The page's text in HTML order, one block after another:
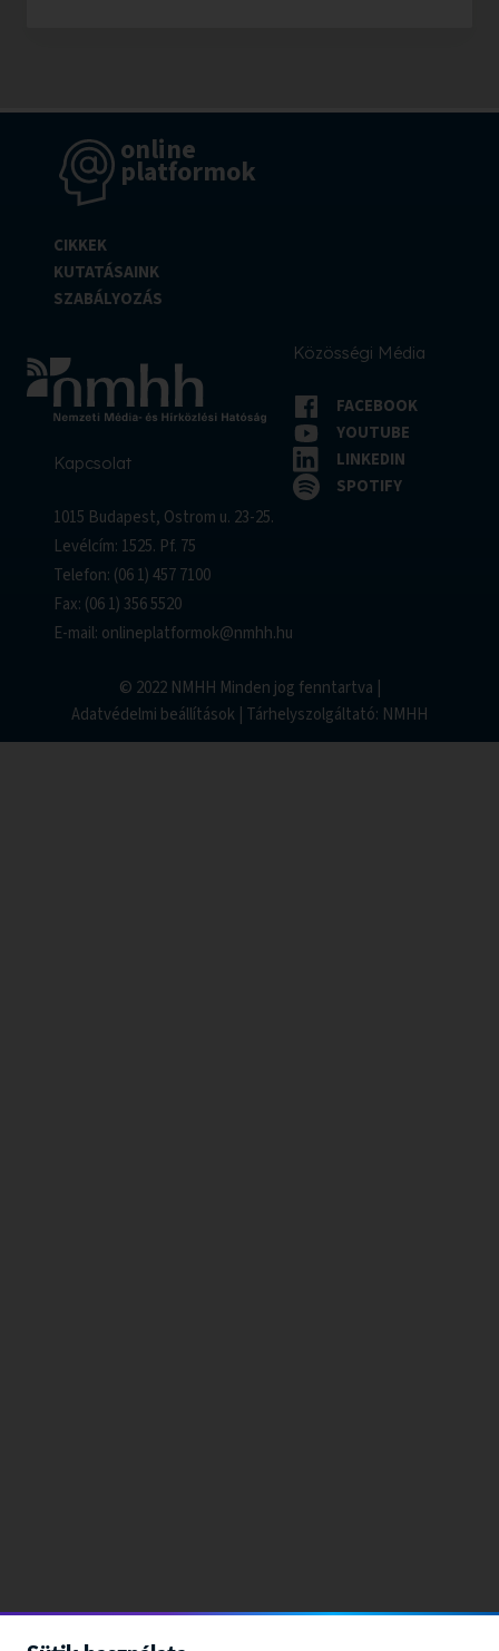
online
platformok
online
platformok
CIKKEK
KUTATÁSAINK
SZABÁLYOZÁS
Kapcsolat
1015 Budapest, Ostrom u. 23-25.
Levélcím: 1525. Pf. 75
Telefon: (06 1) 457 7100
Fax: (06 1) 356 5520
E-mail: onlineplatformok@nmhh.hu
Közösségi Média
FACEBOOK
YOUTUBE
LINKEDIN
SPOTIFY
© 2022 NMHH Minden jog fenntartva |
Adatvédelmi beállítások | Tárhelyszolgáltató: NMHH